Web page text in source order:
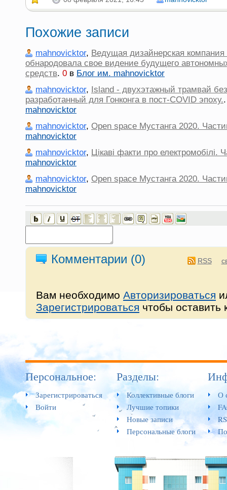
Похожие записи
mahnovicktor, Ведущая дизайнерская
обнародовала свое видение будущего
средств. 0 в Блог им. mahnovicktor
mahnovicktor, Island - двухэтажный трамвай
разработанный для Гонконга в пост-COVID эпоху.
mahnovicktor
mahnovicktor, Open space Мустанга 2020.
mahnovicktor
mahnovicktor, Цікаві факти про електромобілі.
mahnovicktor
mahnovicktor, Open space Мустанга 2020.
mahnovicktor
Комментарии (0) RSS
Вам необходимо Авторизироваться
Зарегистрироваться чтобы оставить
Персональное:
Зарегистрироваться
Войти
Разделы:
Коллективные блоги
Лучшие топики
Новые записи
Персональные блоги
О